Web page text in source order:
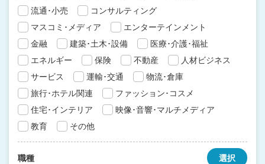
流通･小売
コンサルティング
マスコミ･メディア
エンターテインメント
金融
建築･土木･設備
医療･介護･福祉
エネルギー
保険 不動産
人材ビジネス
サービス
運輸･交通
物流･倉庫
旅行･ホテル関連
ファッション･コスメ
住宅･インテリア
映像･音響･マルチメディア
教育
その他
職種
選択